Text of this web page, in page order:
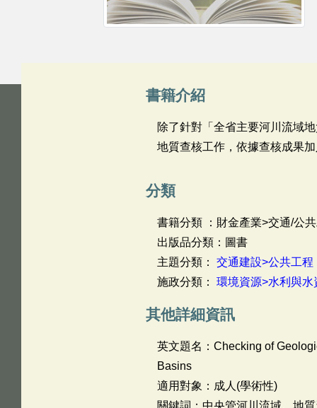
書籍介紹
除了針對「全省主要河川流域
地質查核工作，依據查核成果
分類
書籍分類 ：財金產業>交通/公
出版品分類：圖書
主題分類： 交通建設>公共工程
施政分類： 環境資源>水利與
其他詳細資訊
英文題名： Checking of
Basins
適用對象：成人(學術性)
關鍵詞：中央管河川流域、地